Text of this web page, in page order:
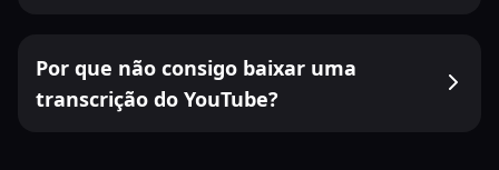
Por que não consigo baixar uma
transcrição do YouTube?